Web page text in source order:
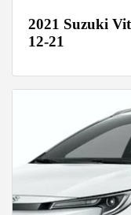
2021 Suzuki
12-21